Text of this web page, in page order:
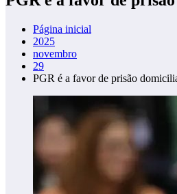
Página inicial
2025
novembro
29
PGR é a favor de prisão